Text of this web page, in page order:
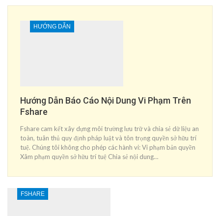
HƯỚNG DẪN
Hướng Dẫn Báo Cáo Nội Dung Vi Phạm Trên
Fshare
Fshare cam kết xây dựng môi trường lưu trữ và chia sẻ dữ liệu an
toàn, tuân thủ quy định pháp luật và tôn trọng quyền sở hữu trí
tuệ. Chúng tôi không cho phép các hành vi: Vi phạm bản quyền
Xâm phạm quyền sở hữu trí tuệ Chia sẻ nội dung…
FSHARE